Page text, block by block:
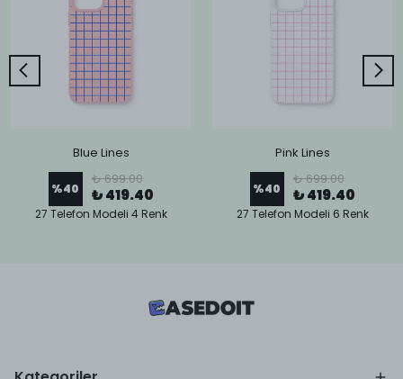
Blue Lines
%40
₺ 699.00
₺ 419.40
27 Telefon Modeli 4 Renk
Pink Lines
%40
₺ 699.00
₺ 419.40
27 Telefon Modeli 6 Renk